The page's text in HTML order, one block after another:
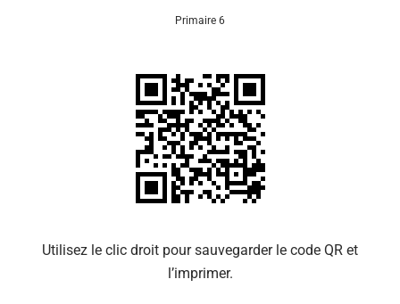
Primaire 6
Utilisez le clic droit pour sauvegarder le code QR et
l’imprimer.